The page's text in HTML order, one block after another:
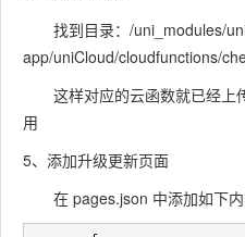
找到目录：/uni_modules/
app/uniCloud/cloudfunctions/
这样对应的云函数就已经上
用
5、添加升级更新页面
在 pages.json 中添加如下内